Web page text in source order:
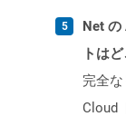
Net の
トは
完全
Cloud